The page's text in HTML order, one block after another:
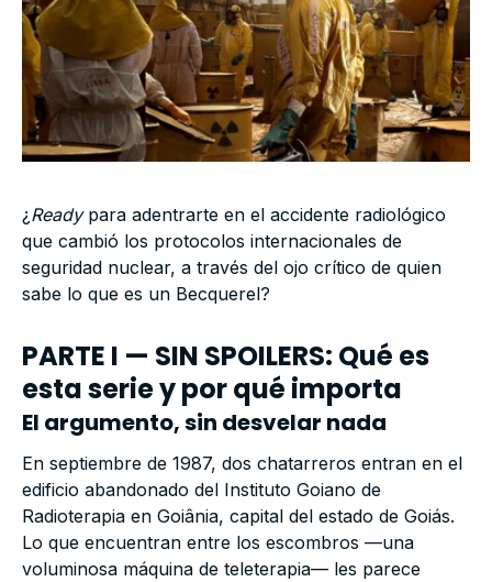
¿Readypara adentrarte en el accidente radiológico
que cambió los protocolos internacionales de
seguridad nuclear, a través del ojo crítico de quien
sabe lo que es un Becquerel?
PARTE I — SIN SPOILERS: Qué es
esta serie y por qué importa
El argumento, sin desvelar nada
En septiembre de 1987, dos chatarreros entran en el
edificio abandonado del Instituto Goiano de
Radioterapia en Goiânia, capital del estado de Goiás.
Lo que encuentran entre los escombros —una
voluminosa máquina de teleterapia— les parece